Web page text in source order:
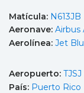
Matícula: N613JB
Aeronave: Airbus
Aerolínea: Jet
Aeropuerto:
País: Puerto Rico